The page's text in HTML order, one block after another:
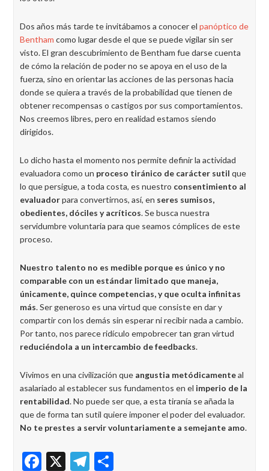
Dos años más tarde te invitábamos a conocer el panóptico de
Bentham como lugar desde el que se puede vigilar sin ser
visto. El gran descubrimiento de Bentham fue darse cuenta
de cómo la relación de poder no se apoya en el uso de la
fuerza, sino en orientar las acciones de las personas hacia
donde se quiera a través de la probabilidad que tienen de
obtener recompensas o castigos por sus comportamientos.
Nos creemos libres, pero en realidad estamos siendo
dirigidos.
Lo dicho hasta el momento nos permite definir la actividad
evaluadora como un proceso tiránico de carácter sutil que
lo que persigue, a toda costa, es nuestro consentimiento al
evaluadorpara convertirnos, así, en seres sumisos,
obedientes, dóciles y acríticos. Se busca nuestra
servidumbre voluntaria para que seamos cómplices de este
proceso.
Nuestro talento no es medible porque es único y no
comparable con un estándar limitado que maneja,
únicamente, quince competencias, y que oculta infinitas
más. Ser generoso es una virtud que consiste en dar y
compartir con los demás sin esperar ni recibir nada a cambio.
Por tanto, nos parece ridículo empobrecer tan gran virtud
reduciéndola a un intercambio de feedbacks.
Vivimos en una civilización que angustia metódicamenteal
asalariado al establecer sus fundamentos en el imperio de la
rentabilidad. No puede ser que, a esta tiranía se añada la
que de forma tan sutil quiere imponer el poder del evaluador.
No te prestes a servir voluntariamente a semejante amo.
Facebook
X Telegram